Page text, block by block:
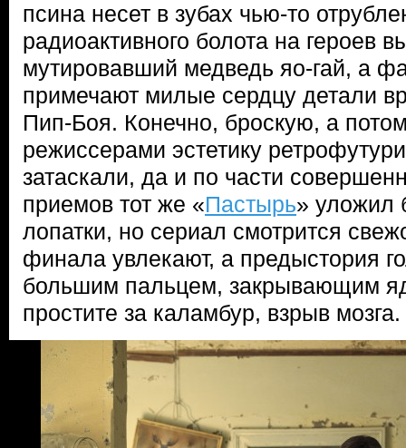
псина несет в зубах чью-то
радиоактивного болота на героев
мутировавший медведь яо-гай, а
примечают милые сердцу детали
Пип-Боя. Конечно, броскую, а
режиссерами эстетику
затаскали, да и по части
приемов тот же «Пастырь»
лопатки, но сериал смотрится
финала увлекают, а предыстория
большим пальцем, закрывающим
простите за каламбур, взрыв мозга.